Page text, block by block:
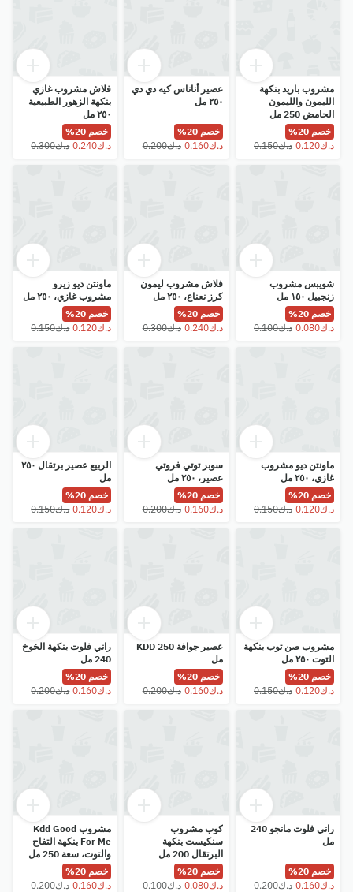
مشروب باريد بنكهة
الليمون والليمون
الحامض 250 مل
خصم 20%
عصير أناناس كيه دي دي
٢٥٠ مل
خصم 20%
⁦د.ك0.160⁩
⁦د.ك0.200⁩
فلاش مشروب غازي
بنكهة الزهور الطبيعية
٢٥٠ مل
خصم 20%
⁦د.ك0.300⁩
شويبس مشروب
زنجبيل ١٥٠ مل
خصم 20%
فلاش مشروب ليمون
كرز نعناع، ٢٥٠ مل
خصم 20%
⁦د.ك0.240⁩
⁦د.ك0.300⁩
ماونتن ديو زيرو
مشروب غازي، ٢٥٠ مل
خصم 20%
⁦د.ك0.150⁩
ماونتن ديو مشروب
غازي، ٢٥٠ مل
خصم 20%
سوبر توتي فروتي
عصير، ٢٥٠ مل
خصم 20%
⁦د.ك0.160⁩
⁦د.ك0.200⁩
الربيع عصير برتقال ٢٥٠
مل
خصم 20%
⁦د.ك0.150⁩
مشروب صن توب بنكهة
التوت ٢٥٠ مل
خصم 20%
عصير جوافة KDD 250
مل
خصم 20%
⁦د.ك0.160⁩
⁦د.ك0.200⁩
راني فلوت بنكهة الخوخ
240 مل
خصم 20%
⁦د.ك0.200⁩
راني فلوت مانجو 240
مل
خصم 20%
كوب مشروب
سنكيست بنكهة
البرتقال 200 مل
خصم 20%
⁦د.ك0.080⁩
⁦د.ك0.100⁩
مشروب Kdd Good
For Me بنكهة التفاح
والتوت، سعة 250 مل
خصم 20%
⁦د.ك0.200⁩